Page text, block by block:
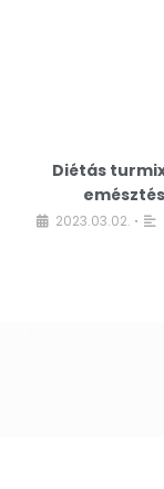
Diétás
2023.03.02. •